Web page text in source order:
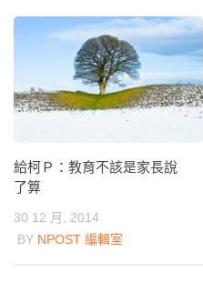
給柯Ｐ：教育不該是家長說
了算
30 12 月, 2014
BY NPOST 編輯室